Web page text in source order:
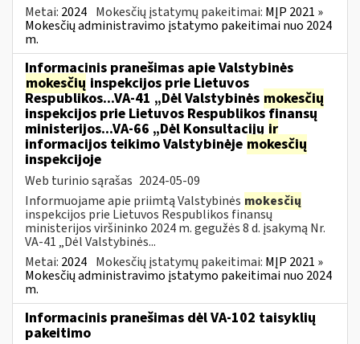
Metai: 2024 Mokesčių įstatymų pakeitimai: MĮP 2021 »
Mokesčių administravimo įstatymo pakeitimai nuo 2024
m.
Informacinis pranešimas apie Valstybinės
mokesčių inspekcijos prie Lietuvos
Respublikos...VA-41 „Dėl Valstybinės mokesčių
inspekcijos prie Lietuvos Respublikos finansų
ministerijos...VA-66 „Dėl Konsultacijų ir
informacijos teikimo Valstybinėje mokesčių
inspekcijoje
Web turinio sąrašas 2024-05-09
Informuojame apie priimtą Valstybinės mokesčių
inspekcijos prie Lietuvos Respublikos finansų
ministerijos viršininko 2024 m. gegužės 8 d. įsakymą Nr.
VA-41 „Dėl Valstybinės...
Metai: 2024 Mokesčių įstatymų pakeitimai: MĮP 2021 »
Mokesčių administravimo įstatymo pakeitimai nuo 2024
m.
Informacinis pranešimas dėl VA-102 taisyklių
pakeitimo